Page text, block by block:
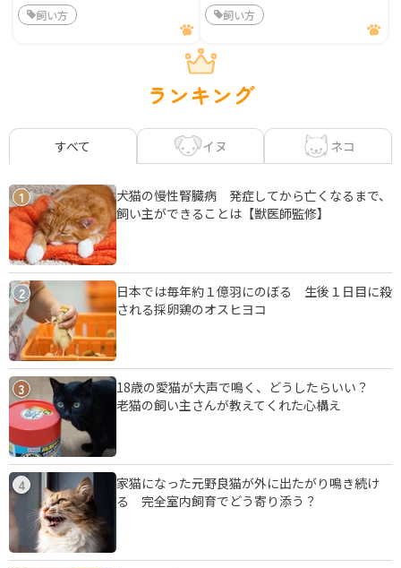
飼い方 飼い方
ランキング
すべて イヌ ネコ
1
犬猫の慢性腎臓病 発症してから亡くなるまで、
飼い主ができることは【獣医師監修】
2
日本では毎年約１億羽にのぼる 生後１日目に殺
される採卵鶏のオスヒヨコ
3
18歳の愛猫が大声で鳴く、どうしたらいい？
老猫の飼い主さんが教えてくれた心構え
4
家猫になった元野良猫が外に出たがり鳴き続け
る 完全室内飼育でどう寄り添う？